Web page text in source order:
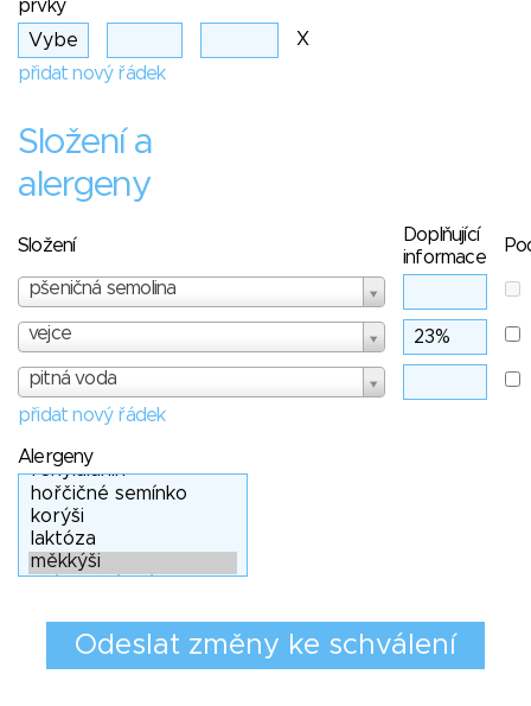
prvky
X
přidat nový řádek
Složení a
alergeny
Složení
Doplňující
informace
pšeničná semolina
vejce
pitná voda
přidat nový řádek
Alergeny